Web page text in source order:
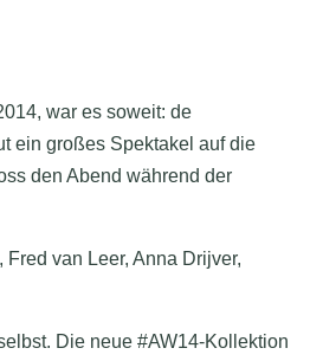
war es soweit: de
ein großes Spektakel auf die
den Abend während der
van Leer, Anna Drijver,
Die neue #AW14-Kollektion